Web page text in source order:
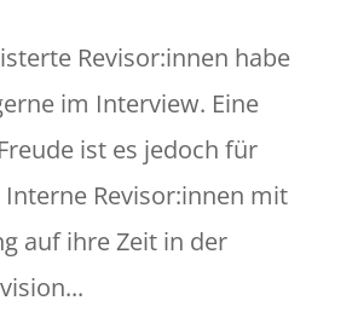
Revisor:innen habe
im Interview. Eine
ist es jedoch für
Revisor:innen mit
auf ihre Zeit in der